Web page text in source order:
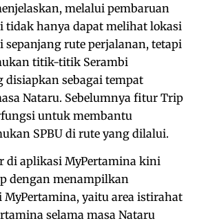
melalui pembaruan
tidak hanya dapat melihat lokasi
sepanjang rute perjalanan, tetapi
titik-titik Serambi
disiapkan sebagai tempat
Nataru. Sebelumnya fitur Trip
untuk membantu
SPBU di rute yang dilalui.
di aplikasi MyPertamina kini
dengan menampilkan
yaitu area istirahat
selama masa Nataru